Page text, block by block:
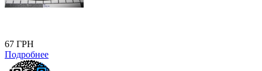
67 ГРН
Подробнее